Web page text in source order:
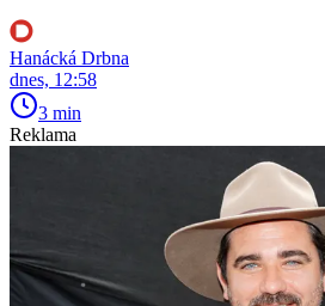
Hanácká Drbna
dnes, 12:58
3 min
Reklama